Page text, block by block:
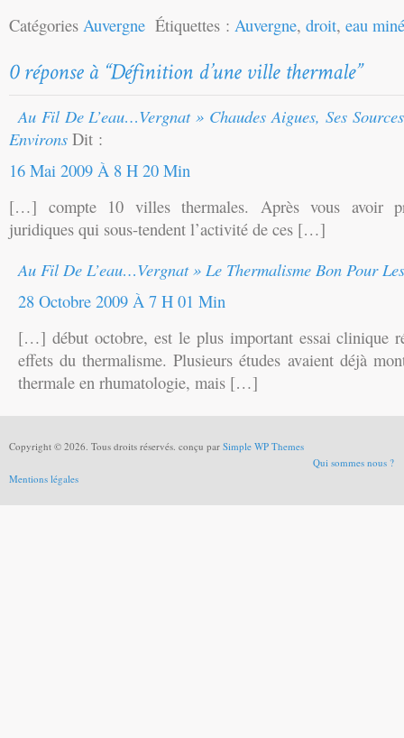
Catégories Auvergne Étiquettes : Auvergne, droit, eau
Au Fil De L’eau…vergnat » Chaudes Aigues, Ses
Environs Dit :
16 Mai 2009 À 8 H 20 Min
[…] compte 10 villes thermales. Après vous avoir
juridiques qui sous-tendent l’activité de ces […]
Au Fil De L’eau…vergnat » Le Thermalisme Bon Pour
28 Octobre 2009 À 7 H 01 Min
[…] début octobre, est le plus important essai clinique
effets du thermalisme. Plusieurs études avaient déjà
thermale en rhumatologie, mais […]
Copyright © 2026. Tous droits réservés. conçu par Simple WP Themes
Qui sommes nous ?
Mentions légales